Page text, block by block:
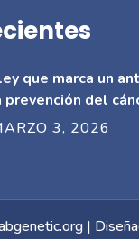
que marca un
prevención del
en Ecuador
3, 2026
|